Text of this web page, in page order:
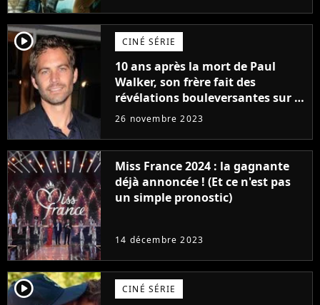
player2 CINÉ SÉRIE
10 ans après la mort de Paul
Walker, son frère fait des
révélations bouleversantes sur la
réaction des acteurs de Fast and
26 novembre 2023
Miss France 2024 : la gagnante
déjà annoncée ! (Et ce n'est pas
un simple pronostic)
14 décembre 2023
player2 CINÉ SÉRIE